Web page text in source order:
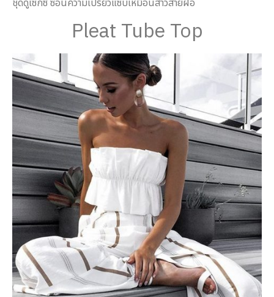
ชุดดูเซ็กซี่ ซ่อนความเปรี้ยวแซ่บเหมือนสาวสายฝอ
Pleat Tube Top